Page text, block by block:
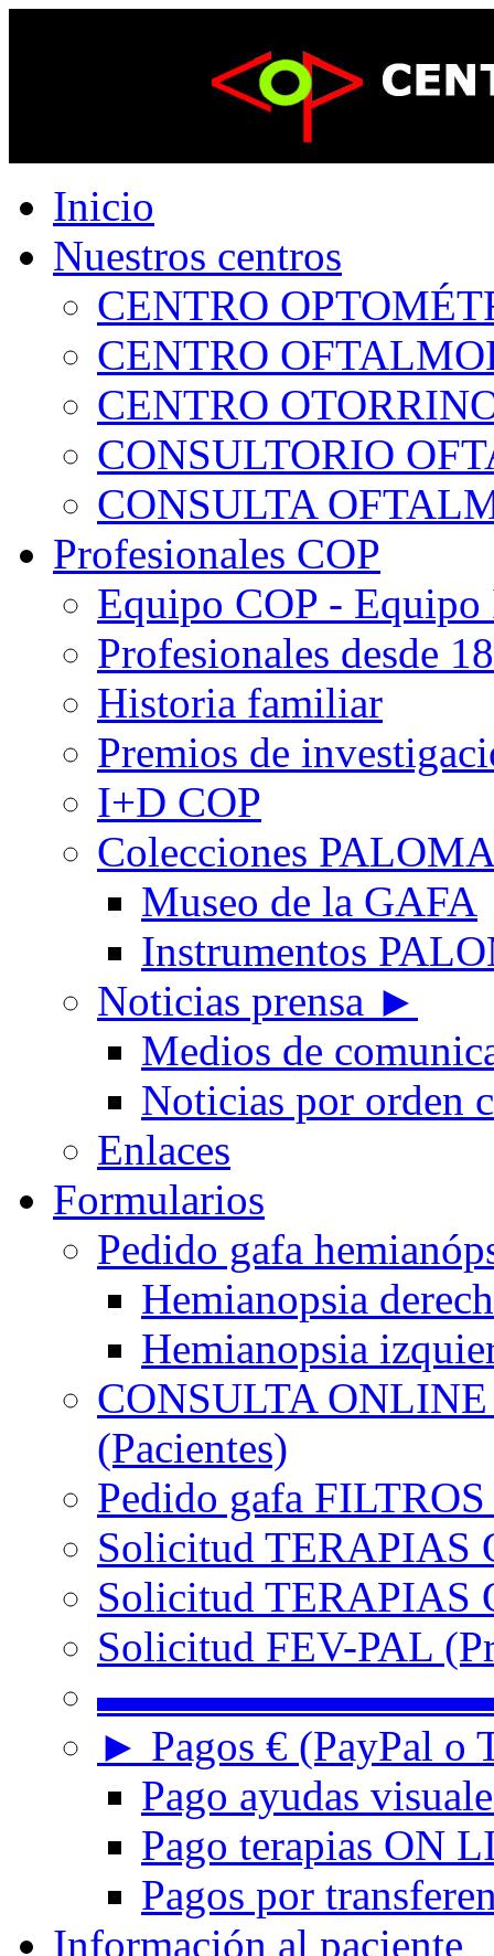
Inicio
Nuestros centros
CENTRO
CENTRO
CENTRO
CONSULTORIO
CONSULTA
Profesionales COP
Equipo COP -
Profesionales desde
Historia familiar
Premios de
I+D COP
Colecciones
Museo de la GAFA
Instrumentos
Noticias prensa ►
Medios de
Noticias por orden
Enlaces
Formularios
Pedido gafa
Hemianopsia
Hemianopsia
CONSULTA
(Pacientes)
Pedido gafa
Solicitud TERAPIAS
Solicitud TERAPIAS
Solicitud FEV-PAL
► Pagos € (PayPal o
Pago ayudas
Pago terapias ON
Pagos por
Información al paciente